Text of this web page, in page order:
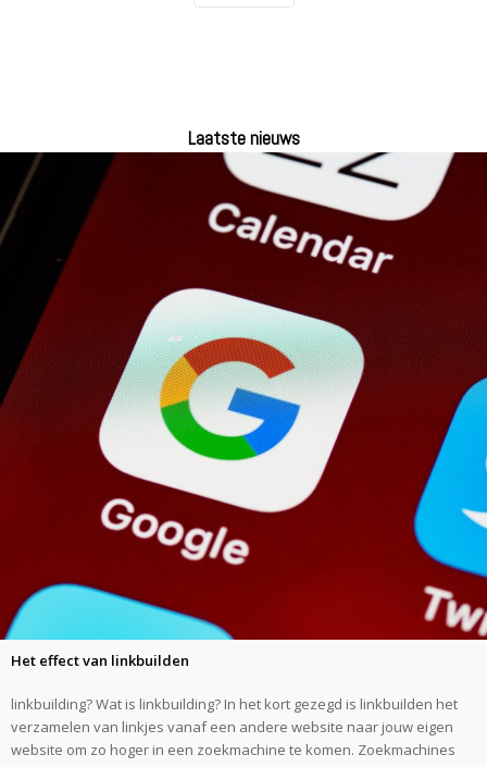
Laatste nieuws
Het effect van linkbuilden
linkbuilding? Wat is linkbuilding? In het kort gezegd is linkbuilden het
verzamelen van linkjes vanaf een andere website naar jouw eigen
website om zo hoger in een zoekmachine te komen. Zoekmachines